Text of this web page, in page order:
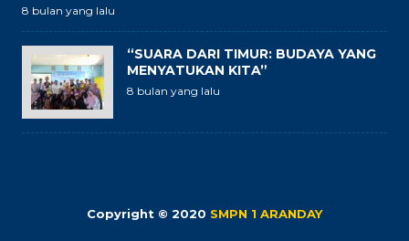
8 bulan yang lalu
“SUARA DARI TIMUR: BUDAYA YANG
MENYATUKAN KITA”
8 bulan yang lalu
Copyright © 2020 SMPN 1 ARANDAY